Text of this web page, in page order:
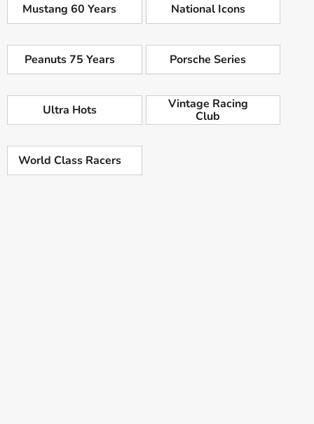
Mustang 60 Years National Icons
Peanuts 75 Years Porsche Series
Ultra Hots
Vintage Racing
Club
World Class Racers